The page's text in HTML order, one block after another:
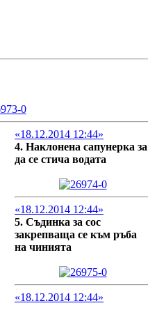
«18.12.2014 12:44»
4. Наклонена сапунерка за
да се стича водата
«18.12.2014 12:44»
5. Съдинка за сос
закрепваща се към ръба
на чинията
«18.12.2014 12:44»